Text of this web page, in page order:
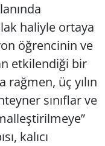
haliyle ortaya
öğrencinin ve
etkilendiği bir
üç yılın
sınıflar ve
kalıcı